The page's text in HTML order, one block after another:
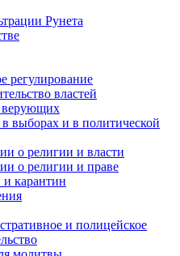
Рунета
регулирование
властей
верующих
выборах и в политической
о религии и власти
о религии и праве
карантин
и полицейское